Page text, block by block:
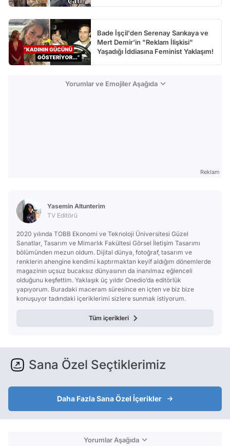
Bade İşçil'den Serenay Sarıkaya ve
Mert Demir'in "Reklam İlişkisi"
Yaşadığı İddiasına Feminist Yaklaşım!
Yorumlar ve Emojiler Aşağıda
Reklam
Yasemin Altunterim
TV Editörü
2020 yılında TOBB Ekonomi ve Teknoloji Üniversitesi Güzel
Sanatlar, Tasarım ve Mimarlık Fakültesi Görsel İletişim Tasarımı
bölümünden mezun oldum. Dijital dünya, fotoğraf, tasarım ve
renklerin ahengine kendimi kaptırmaktan keyif aldığım dönemlerde
magazinin uçsuz bucaksız dünyasının da inanılmaz eğlenceli
olduğunu keşfettim. Yaklaşık üç yıldır Onedio’da editörlük
yapıyorum. Buradaki maceram süresince en içten ve biz bize
konuşuyor tadındaki içeriklerimi sizlere sunmak istiyorum.
Tüm içerikleri
Sana Özel Seçtiklerimiz
Daha Fazla Sana Özel İçerikler
Yorumlar Aşağıda